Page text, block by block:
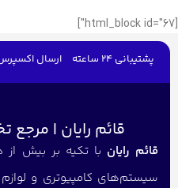
[html_block id="67"]
پشتیبانی 24 ساعته ارسال
قائم رایان |
قائم رایان با تکیه بر بیش از
سیستم‌های کامپیوتری و